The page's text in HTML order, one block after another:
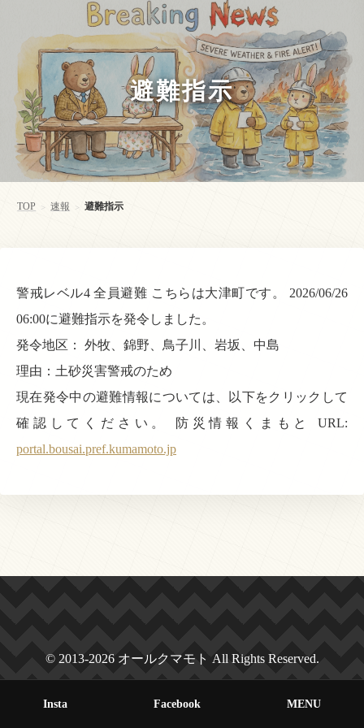
避難指示
TOP > 速報 > 避難指示
警戒レベル4 全員避難 こちらは大津町です。 2026/06/26
06:00に避難指示を発令しました。
発令地区： 外牧、錦野、鳥子川、岩坂、中島
理由：土砂災害警戒のため
現在発令中の避難情報については、以下をクリックして
確認してください。 防災情報くまもと URL:
portal.bousai.pref.kumamoto.jp
© 2013-2026 オールクマモト All Rights Reserved.
Insta Facebook MENU